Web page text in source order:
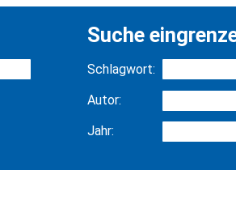
Suche
Schlagwort:
Autor:
Jahr: